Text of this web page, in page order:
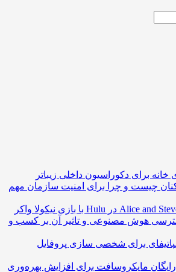
برای دکوراسیون داخلی زیباتر
چیست و چرا برای امنیت سازمان مهم
هوش مصنوعی و تاثیر آن بر کسب و
برای شخصی سازی پروفایل
مایکروسافت برای افزایش بهره‌وری